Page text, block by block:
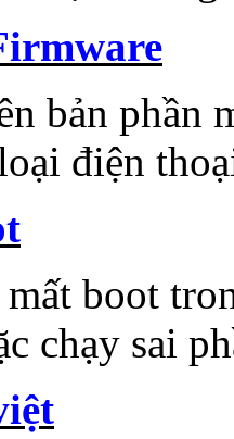
bản phần
điện
boot
chạy sai